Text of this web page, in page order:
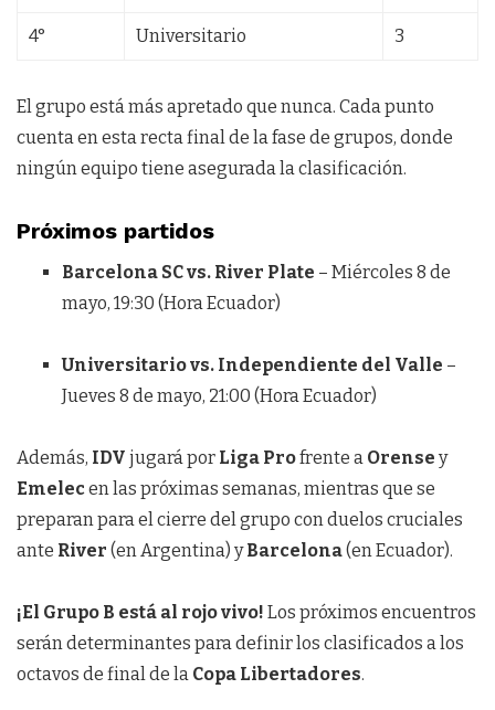
4° Universitario 3
El grupo está más apretado que nunca. Cada punto
cuenta en esta recta final de la fase de grupos, donde
ningún equipo tiene asegurada la clasificación.
Próximos partidos
Barcelona SC vs. River Plate – Miércoles 8 de
mayo, 19:30 (Hora Ecuador)
Universitario vs. Independiente del Valle –
Jueves 8 de mayo, 21:00 (Hora Ecuador)
Además, IDV jugará por Liga Profrente a Orense y
Emelecen las próximas semanas, mientras que se
preparan para el cierre del grupo con duelos cruciales
ante River (en Argentina) yBarcelona(en Ecuador).
¡El Grupo B está al rojo vivo! Los próximos encuentros
serán determinantes para definir los clasificados a los
octavos de final de la Copa Libertadores.